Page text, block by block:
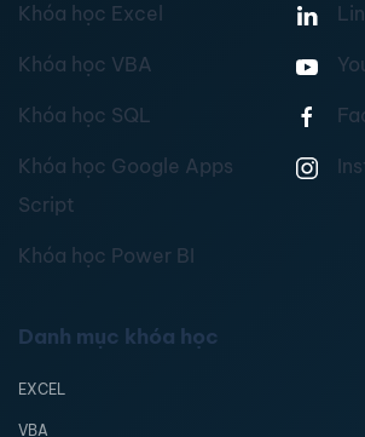
Khóa học Excel
Khóa học VBA
Khóa học SQL
Khóa học Google Apps
Script
Khóa học Power BI
Danh mục khóa học
EXCEL
VBA